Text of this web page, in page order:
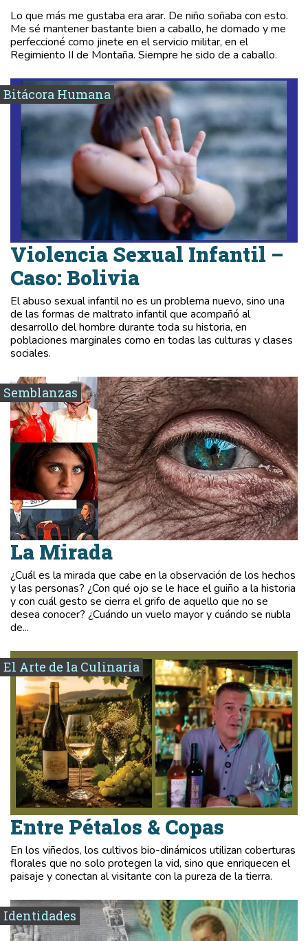
Lo que más me gustaba era arar. De niño soñaba con esto.
Me sé mantener bastante bien a caballo, he domado y me
perfeccioné como jinete en el servicio militar, en el
Regimiento II de Montaña. Siempre he sido de a caballo.
Bitácora Humana
Violencia Sexual Infantil –
Caso: Bolivia
El abuso sexual infantil no es un problema nuevo, sino una
de las formas de maltrato infantil que acompañó al
desarrollo del hombre durante toda su historia, en
poblaciones marginales como en todas las culturas y clases
sociales.
Semblanzas
La Mirada
¿Cuál es la mirada que cabe en la observación de los hechos
y las personas? ¿Con qué ojo se le hace el guiño a la historia
y con cuál gesto se cierra el grifo de aquello que no se
desea conocer? ¿Cuándo un vuelo mayor y cuándo se nubla
de...
El Arte de la Culinaria
Entre Pétalos & Copas
En los viñedos, los cultivos bio-dinámicos utilizan coberturas
florales que no solo protegen la vid, sino que enriquecen el
paisaje y conectan al visitante con la pureza de la tierra.
Identidades